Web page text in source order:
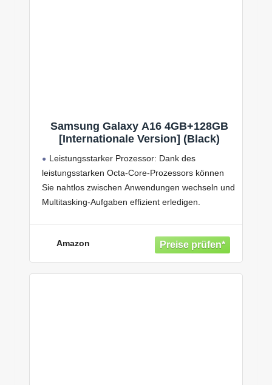
Samsung Galaxy A16 4GB+128GB
[Internationale Version] (Black)
Leistungsstarker Prozessor: Dank des
leistungsstarken Octa-Core-Prozessors können
Sie nahtlos zwischen Anwendungen wechseln und
Multitasking-Aufgaben effizient erledigen.
Handlichkeit und ist in der klassischen und edlen
Farbe 'Schwarz' erhältlich
Halte deine
Amazon